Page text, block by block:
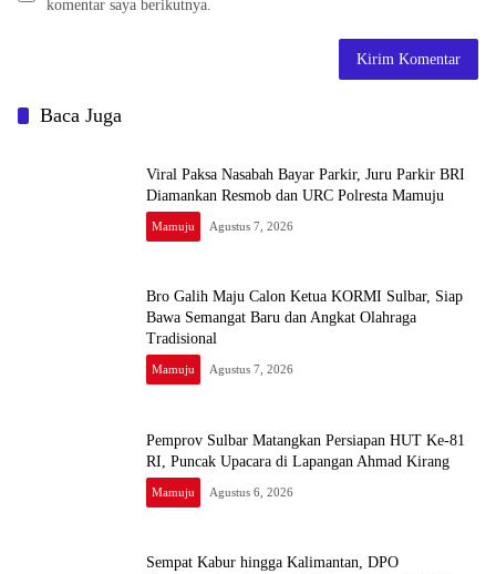
komentar saya berikutnya.
Baca Juga
Viral Paksa Nasabah Bayar Parkir, Juru Parkir BRI
Diamankan Resmob dan URC Polresta Mamuju
Mamuju Agustus 7, 2026
Bro Galih Maju Calon Ketua KORMI Sulbar, Siap
Bawa Semangat Baru dan Angkat Olahraga
Tradisional
Mamuju Agustus 7, 2026
Pemprov Sulbar Matangkan Persiapan HUT Ke-81
RI, Puncak Upacara di Lapangan Ahmad Kirang
Mamuju Agustus 6, 2026
Sempat Kabur hingga Kalimantan, DPO